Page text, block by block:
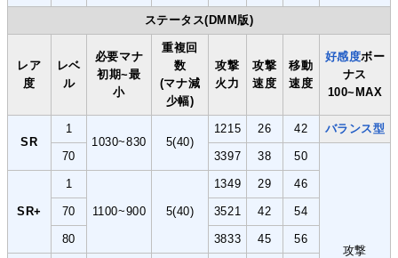
ステータス(DMM版)
レア
度
レベ
ル
必要マナ
初期~最
小
重複回
数
(マナ減
少幅)
攻撃
火力
攻撃
速度
移動
速度
好感度ボー
ナス
100~MAX
SR
1
1030~830
5(40)
1215 26 42 バランス型
70 3397 38 50
攻撃
SR+
1
1100~900 5(40)
1349 29 46
70 3521 42 54
80 3833 45 56